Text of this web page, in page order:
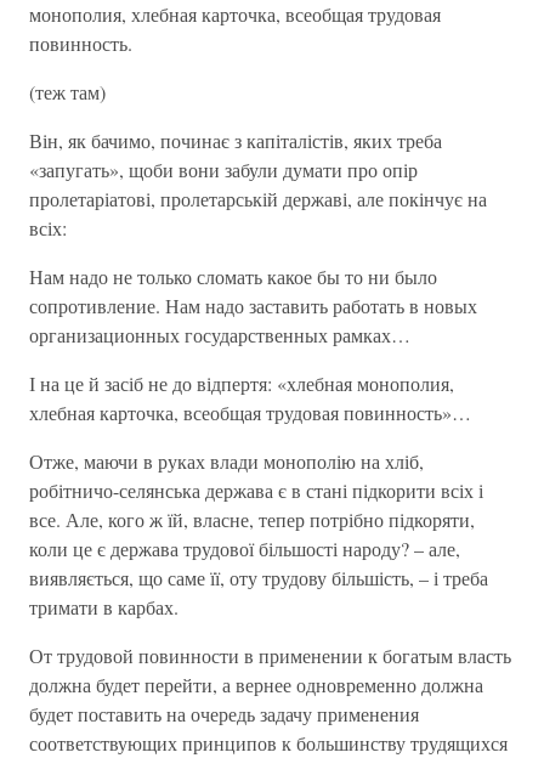
монополия, хлебная карточка, всеобщая трудовая
повинность.
(теж там)
Він, як бачимо, починає з капіталістів, яких треба
«запугать», щоби вони забули думати про опір
пролетаріатові, пролетарській державі, але покінчує на
всіх:
Нам надо не только сломать какое бы то ни было
сопротивление. Нам надо заставить работать в новых
организационных государственных рамках…
І на це й засіб не до відпертя: «хлебная монополия,
хлебная карточка, всеобщая трудовая повинность»…
Отже, маючи в руках влади монополію на хліб,
робітничо-селянська держава є в стані підкорити всіх і
все. Але, кого ж їй, власне, тепер потрібно підкоряти,
коли це є держава трудової більшості народу? – але,
виявляється, що саме її, оту трудову більшість, – і треба
тримати в карбах.
От трудовой повинности в применении к богатым власть
должна будет перейти, а вернее одновременно должна
будет поставить на очередь задачу применения
соответствующих принципов к большинству трудящихся